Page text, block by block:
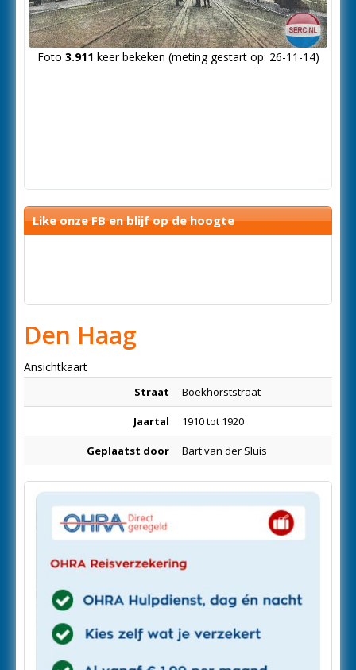
Foto 3.911 keer bekeken (meting gestart op: 26-11-14)
Like onze FB en blijf op de hoogte
Den Haag
Ansichtkaart
Straat Boekhorststraat
Jaartal 1910 tot 1920
Geplaatst door Bart van der Sluis